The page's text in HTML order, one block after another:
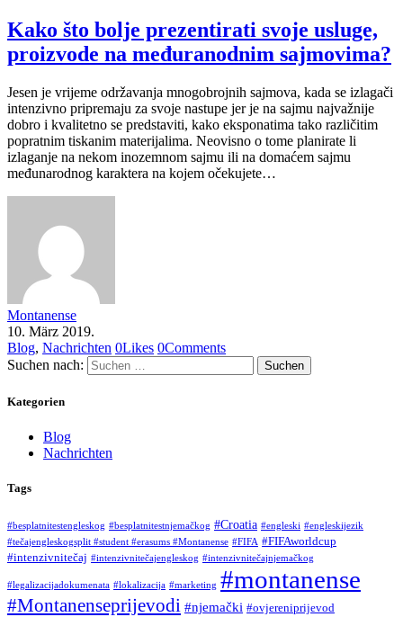
Kako što bolje prezentirati svoje usluge,
proizvode na međuranodnim sajmovima?
Jesen je vrijeme održavanja mnogobrojnih sajmova, kada se izlagači
intenzivno pripremaju za svoje nastupe jer je na sajmu najvažnije
dobro i kvalitetno se predstaviti, kako eksponatima tako različitim
popratnim tiskanim materijalima. Neovisno o tome planirate li
izlaganje na nekom inozemnom sajmu ili na domaćem sajmu
međunarodnog karaktera na kojem očekujete…
Montanense
10. März 2019.
Blog, Nachrichten 0Likes 0Comments
Suchen nach:
Kategorien
Blog
Nachrichten
Tags
#besplatnitestengleskog #besplatnitestnjemačkog #Croatia #engleski #engleskijezik
#tečajengleskogsplit #student #erasums #Montanense #FIFA #FIFAworldcup
#intenzivnitečaj #intenzivnitečajengleskog #intenzivnitečajnjemačkog
#legalizacijadokumenata #lokalizacija #marketing #montanense
#Montanenseprijevodi #njemački #ovjereniprijevod